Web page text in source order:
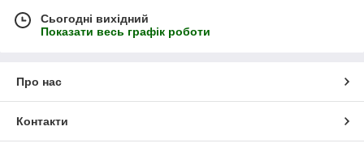
Сьогодні вихідний
Показати весь графік роботи
Про нас
Контакти